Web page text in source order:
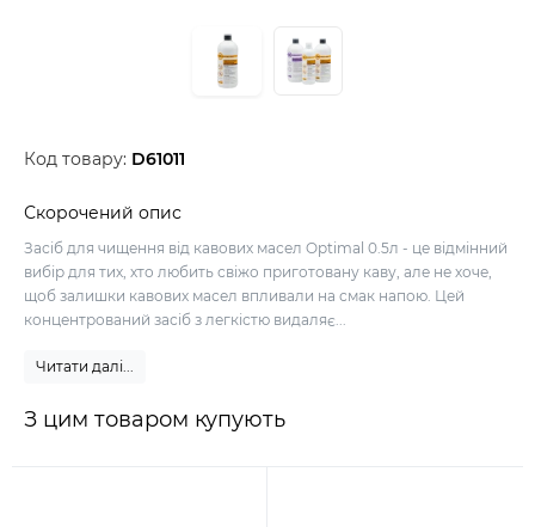
Код товару: D61011
Скорочений опис
Засіб для чищення від кавових масел Optimal 0.5л - це відмінний
вибір для тих, хто любить свіжо приготовану каву, але не хоче,
щоб залишки кавових масел впливали на смак напою. Цей
концентрований засіб з легкістю видаляє...
Читати далі...
З цим товаром купують